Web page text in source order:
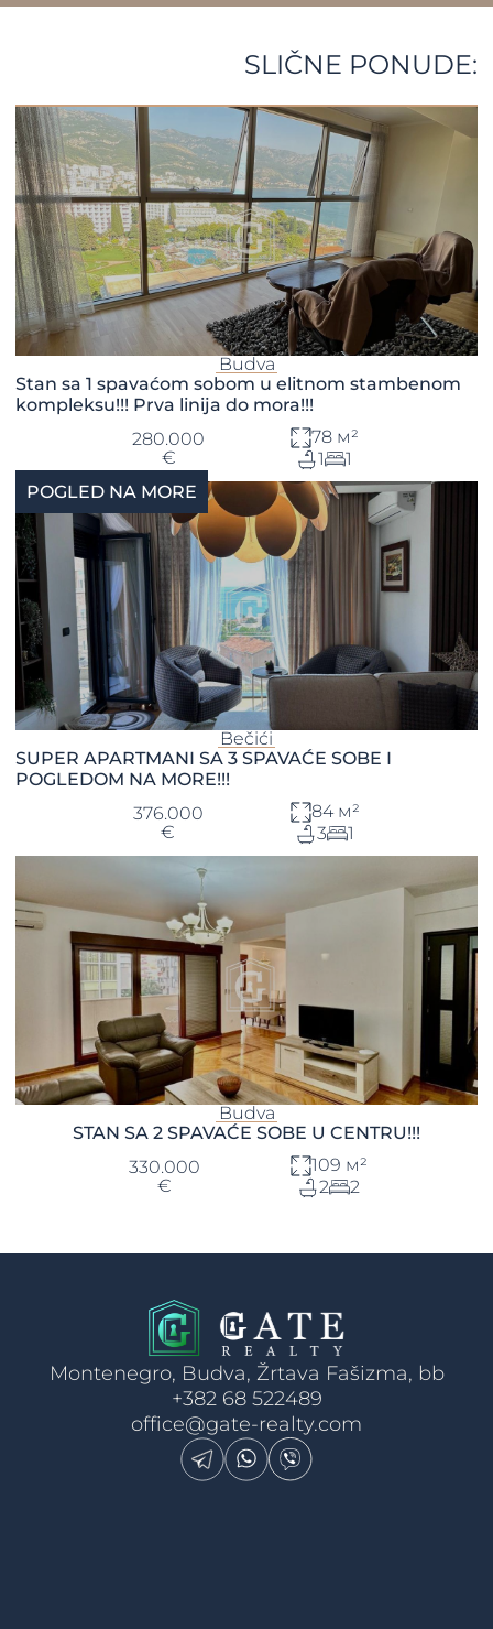
SLIČNE PONUDE:
Budva
Stan sa 1 spavaćom sobom u elitnom stambenom
kompleksu!!! Prva linija do mora!!!
280.000
€
78 м²
1
1
POGLED NA MORE
Bečići
SUPER APARTMANI SA 3 SPAVAĆE SOBE I
POGLEDOM NA MORE!!!
376.000
€
84 м²
3
1
Budva
STAN SA 2 SPAVAĆE SOBE U CENTRU!!!
330.000
€
109 м²
2
2
Montenegro, Budva, Žrtava Fašizma, bb
+382 68 522489
office@gate-realty.com